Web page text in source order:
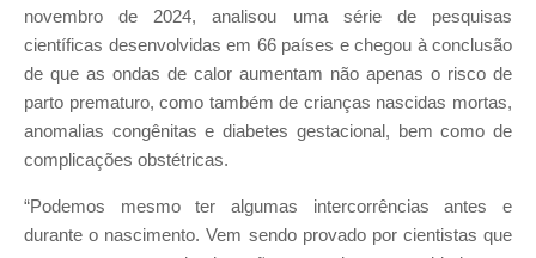
novembro de 2024, analisou uma série de pesquisas
científicas desenvolvidas em 66 países e chegou à conclusão
de que as ondas de calor aumentam não apenas o risco de
parto prematuro, como também de crianças nascidas mortas,
anomalias congênitas e diabetes gestacional, bem como de
complicações obstétricas.
“Podemos mesmo ter algumas intercorrências antes e
durante o nascimento. Vem sendo provado por cientistas que